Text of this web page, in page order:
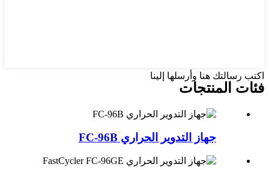
اكتب رسالتك هنا وأرسلها إلينا
فئات المنتجات
جهاز التدوير الحراري FC-96B